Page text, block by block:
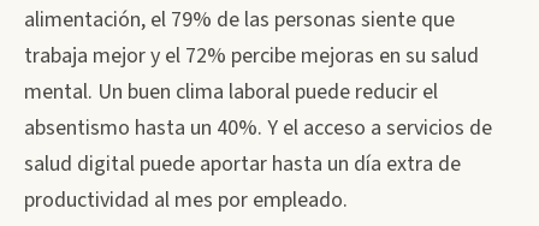
alimentación, el 79% de las personas siente que
trabaja mejor y el 72% percibe mejoras en su salud
mental. Un buen clima laboral puede reducir el
absentismo hasta un 40%. Y el acceso a servicios de
salud digital puede aportar hasta un día extra de
productividad al mes por empleado.